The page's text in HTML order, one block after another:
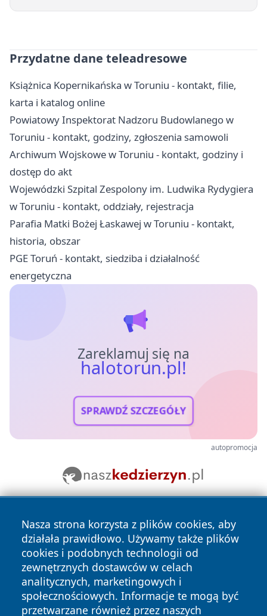
Przydatne dane teleadresowe
Książnica Kopernikańska w Toruniu - kontakt, filie,
karta i katalog online
Powiatowy Inspektorat Nadzoru Budowlanego w
Toruniu - kontakt, godziny, zgłoszenia samowoli
Archiwum Wojskowe w Toruniu - kontakt, godziny i
dostęp do akt
Wojewódzki Szpital Zespolony im. Ludwika Rydygiera
w Toruniu - kontakt, oddziały, rejestracja
Parafia Matki Bożej Łaskawej w Toruniu - kontakt,
historia, obszar
PGE Toruń - kontakt, siedziba i działalność
energetyczna
Zareklamuj się na
halotorun.pl!
SPRAWDŹ SZCZEGÓŁY
autopromocja
Nasza strona korzysta z plików cookies, aby
działała prawidłowo. Używamy także plików
cookies i podobnych technologii od
zewnętrznych dostawców w celach
analitycznych, marketingowych i
społecznościowych. Informacje te mogą być
przetwarzane również przez naszych
Copyright © 2026 halotorun.pl Wszystkie prawa zastrzeżone.